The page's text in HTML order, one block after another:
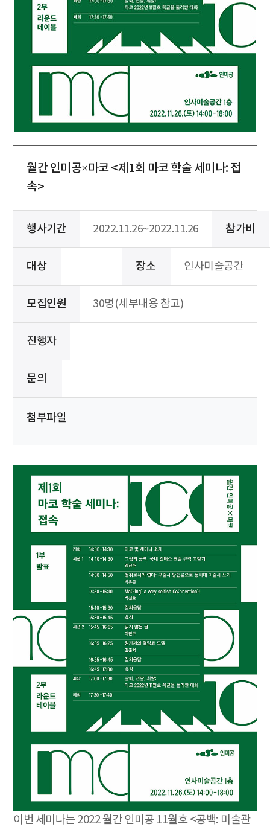
월간 인미공×마코 <제1회 마코 학술 세미나: 접
속>
행사기간 2022.11.26~2022.11.26 참가비
대상 장소 인사미술공간
모집인원 30명(세부내용 참고)
진행자
문의
첨부파일
이번 세미나는 2022 월간 인미공 11월호 <공백: 미술관